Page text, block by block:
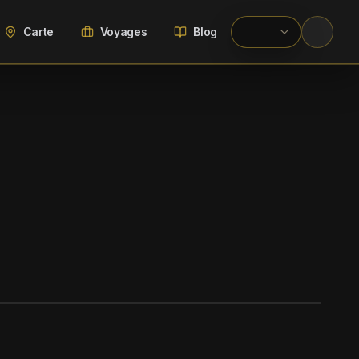
Carte Voyages Blog